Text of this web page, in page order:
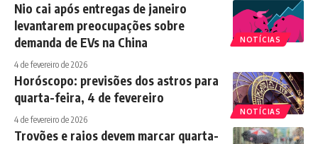
NOTÍCIAS
Nio cai após entregas de janeiro
levantarem preocupações sobre
demanda de EVs na China
4 de fevereiro de 2026
NOTÍCIAS
Horóscopo: previsões dos astros para
quarta-feira, 4 de fevereiro
4 de fevereiro de 2026
Trovões e raios devem marcar quarta-